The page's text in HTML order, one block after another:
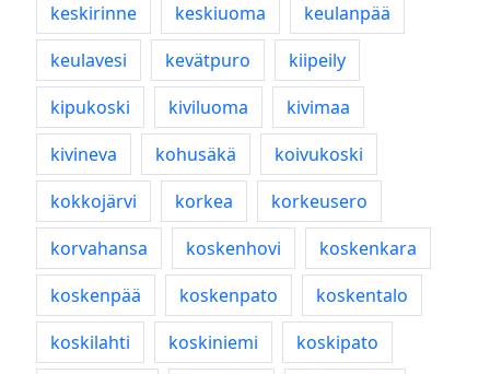
keskirinne
keskiuoma
keulanpää
keulavesi
kevätpuro
kiipeily
kipukoski
kiviluoma
kivimaa
kivineva
kohusäkä
koivukoski
kokkojärvi
korkea
korkeusero
korvahansa
koskenhovi
koskenkara
koskenpää
koskenpato
koskentalo
koskilahti
koskiniemi
koskipato